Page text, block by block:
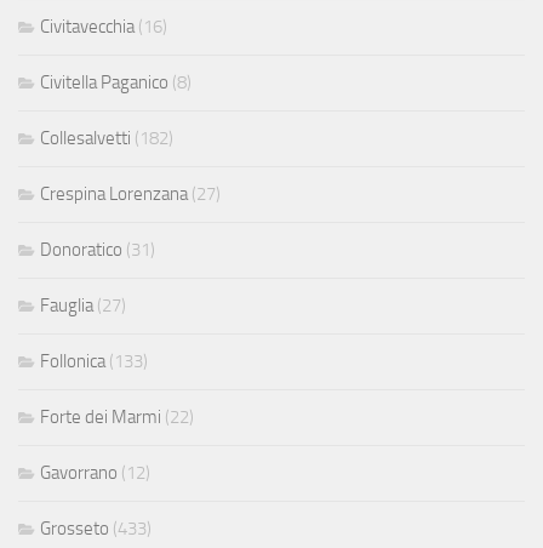
Civitavecchia (16)
Civitella Paganico (8)
Collesalvetti (182)
Crespina Lorenzana (27)
Donoratico (31)
Fauglia (27)
Follonica (133)
Forte dei Marmi (22)
Gavorrano (12)
Grosseto (433)